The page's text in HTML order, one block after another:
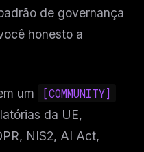
de governança
honesto a
um
[COMMUNITY]
da UE,
NIS2, AI Act,